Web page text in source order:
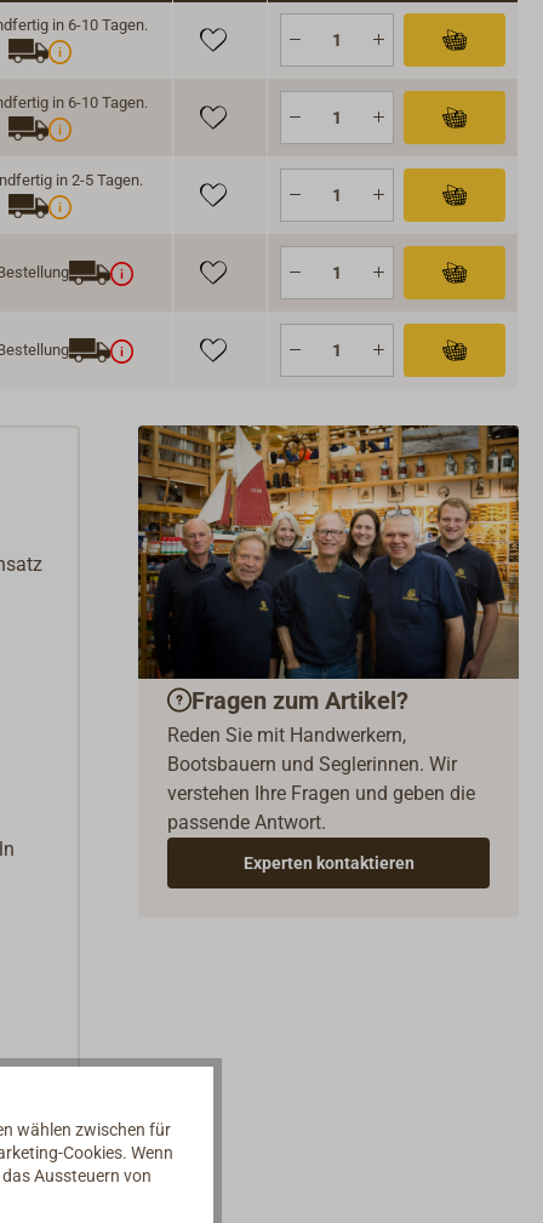
in 6-10 Tagen.
in 6-10 Tagen.
in 2-5 Tagen.
Fragen zum Artikel?
Reden Sie mit Handwerkern,
Bootsbauern und Seglerinnen. Wir
verstehen Ihre Fragen und geben die
passende Antwort.
Experten kontaktieren
wählen zwischen für
Cookies. Wenn
Aussteuern von